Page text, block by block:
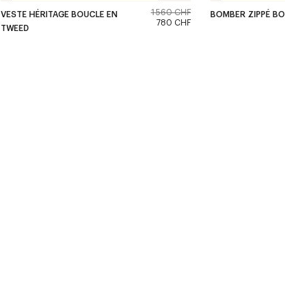
VESTE HÉRITAGE BOUCLE EN
TWEED
1 560 CHF
780 CHF
BOMBER ZIPPÉ